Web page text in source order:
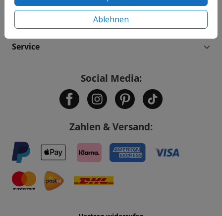
Ablehnen
Service
Social Media:
Zahlen & Versand: